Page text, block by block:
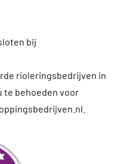
bij
rioleringsbedrijven in
te behoeden voor